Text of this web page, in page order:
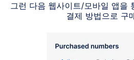
그런 다음 웹사이트/모바일 앱을
결제 방법으로 구